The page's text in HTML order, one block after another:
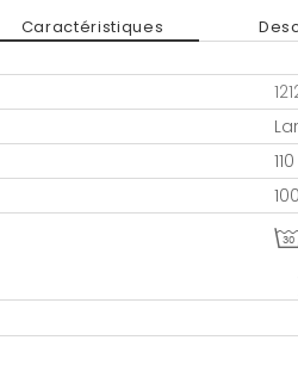
Caractéristiques